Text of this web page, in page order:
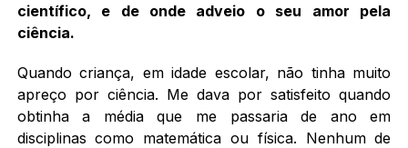
científico, e de onde adveio o seu amor pela
ciência.
Quando criança, em idade escolar, não tinha muito
apreço por ciência. Me dava por satisfeito quando
obtinha a média que me passaria de ano em
disciplinas como matemática ou física. Nenhum de